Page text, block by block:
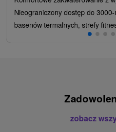
Nieograniczony dostęp do
basenów termalnych, strefy
zobacz